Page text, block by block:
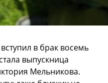
в брак восемь
выпускница
Мельникова.